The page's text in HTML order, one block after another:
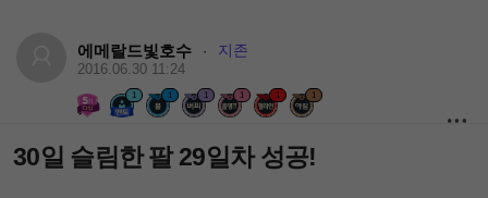
에메랄드빛호수 · 지존
2016.06.30 11:24
1 1 1 1 1 1
30일 슬림한 팔 29일차 성공!